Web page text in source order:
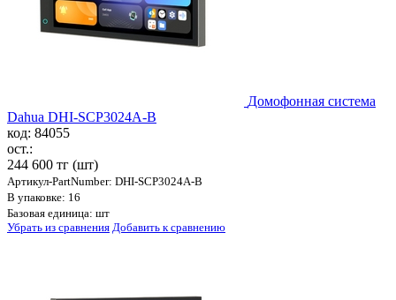
Домофонная система
Dahua DHI-SCP3024A-B
код: 84055
ост.:
244 600 тг (шт)
Артикул-PartNumber: DHI-SCP3024A-B
В упаковке: 16
Базовая единица: шт
Убрать из сравнения Добавить к сравнению